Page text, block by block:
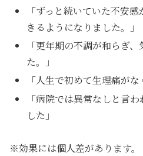
「ずっと続いていた不安
きるようになりました。」
「更年期の不調が和らぎ
た。」
「人生で初めて生理痛がな
「病院では異常なしと言
した」
※効果には個人差があります。